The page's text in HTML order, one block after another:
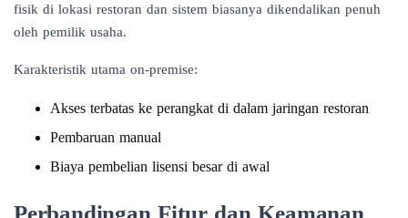
fisik di lokasi restoran dan sistem biasanya dikendalikan penuh
oleh pemilik usaha.
Karakteristik utama on-premise:
Akses terbatas ke perangkat di dalam jaringan restoran
Pembaruan manual
Biaya pembelian lisensi besar di awal
Perbandingan Fitur dan Keamanan